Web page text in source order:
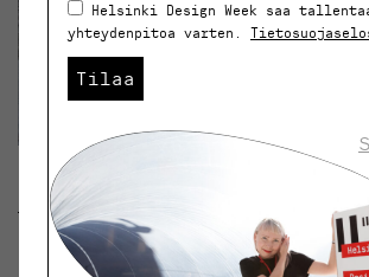
NYC Looks. Kuva: Liisa Jokinen
Aarteen etsintää
Helsinki Design Week saa
yhteydenpitoa varten.
Tilaa